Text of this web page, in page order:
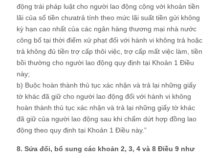
động trái pháp luật cho người lao động cộng với khoản tiền
lãi của số tiền chưatrả tính theo mức lãi suất tiền gửi không
kỳ hạn cao nhất của các ngân hàng thương mại nhà nước
công bố tại thời điểm xử phạt đối với hành vi không trả hoặc
trả không đủ tiền trợ cấp thôi việc, trợ cấp mất việc làm, tiền
bồi thường cho người lao động quy định tại Khoản 1 Điều
này;
b) Buộc hoàn thành thủ tục xác nhận và trả lại những giấy
tờ khác đã giữ cho người lao động đối với hành vi không
hoàn thành thủ tục xác nhận và trả lại những giấy tờ khác
đã giữ của người lao động sau khi chấm dứt hợp đồng lao
động theo quy định tại Khoản 1 Điều này.”
8. Sửa đổi, bổ sung các khoản 2, 3, 4 và 8 Điều 9 như